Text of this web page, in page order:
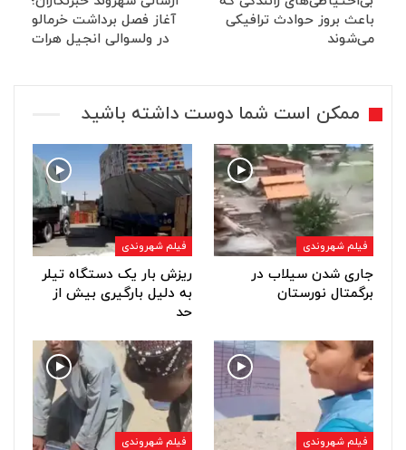
باعث بروز حوادث ترافیکی
می‌شوند
آغاز فصل برداشت خرمالو
در ولسوالی انجیل هرات
ممکن است شما دوست داشته باشید
فیلم شهروندی
جاری شدن سیلاب در
برگمتال نورستان
فیلم شهروندی
ریزش بار یک دستگاه تیلر
به دلیل بارگیری بیش از
حد
فیلم شهروندی فیلم شهروندی